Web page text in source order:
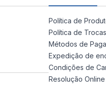
Política de
Política de
Métodos de
Expedição de
Condições de
Resolução